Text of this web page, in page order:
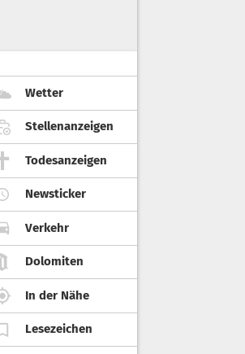
Wetter
Stellenanzeigen
Todesanzeigen
Newsticker
Verkehr
Dolomiten
In der Nähe
Lesezeichen